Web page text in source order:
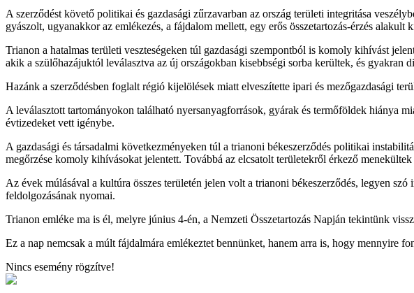
A szerződést követő politikai és gazdasági zűrzavarban az ország területi integritása
gyászolt, ugyanakkor az emlékezés, a fájdalom mellett, egy erős összetartozás-érzés
Trianon a hatalmas területi veszteségeken túl gazdasági szempontból is komoly kihívást
akik a szülőhazájuktól leválasztva az új országokban kisebbségi sorba kerültek, és gyakran
Hazánk a szerződésben foglalt régió kijelölések miatt elveszítette ipari és mezőgazdasági
A leválasztott tartományokon található nyersanyagforrások, gyárak és termőföldek hiánya
évtizedeket vett igénybe.
A gazdasági és társadalmi következményeken túl a trianoni békeszerződés politikai
megőrzése komoly kihívásokat jelentett. Továbbá az elcsatolt területekről érkező
Az évek múlásával a kultúra összes területén jelen volt a trianoni békeszerződés, legyen
feldolgozásának nyomai.
Trianon emléke ma is él, melyre június 4-én, a Nemzeti Összetartozás Napján tekintünk
Ez a nap nemcsak a múlt fájdalmára emlékeztet bennünket, hanem arra is, hogy mennyire
Nincs esemény rögzítve!